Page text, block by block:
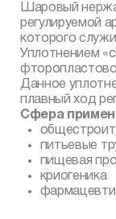
Шаровый
регулируемой
которого
Уплотнением
Данное
плавный ход
Сфера
питьевые
пищевая
криогеника